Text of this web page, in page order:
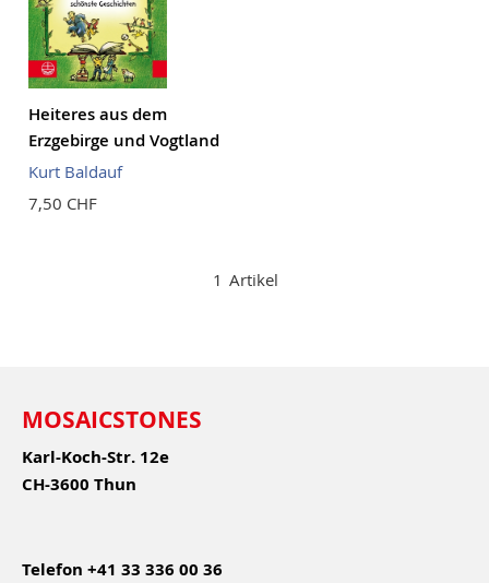
Heiteres aus dem
Erzgebirge und Vogtland
Kurt Baldauf
7,50 CHF
1 Artikel
MOSAICSTONES
Karl-Koch-Str. 12e
CH-3600 Thun
Telefon +41 33 336 00 36